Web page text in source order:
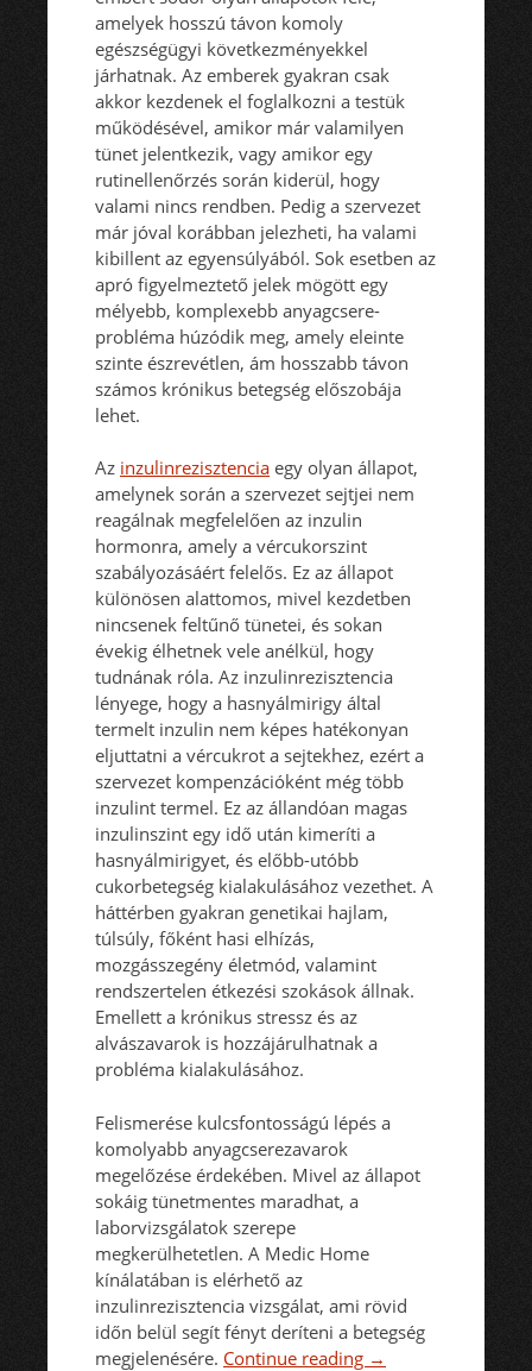
amelyek hosszú távon komoly
egészségügyi következményekkel
járhatnak. Az emberek gyakran csak
akkor kezdenek el foglalkozni a testük
működésével, amikor már valamilyen
tünet jelentkezik, vagy amikor egy
rutinellenőrzés során kiderül, hogy
valami nincs rendben. Pedig a szervezet
már jóval korábban jelezheti, ha valami
kibillent az egyensúlyából. Sok esetben az
apró figyelmeztető jelek mögött egy
mélyebb, komplexebb anyagcsere-
probléma húzódik meg, amely eleinte
szinte észrevétlen, ám hosszabb távon
számos krónikus betegség előszobája
lehet.
Az inzulinrezisztencia egy olyan állapot,
amelynek során a szervezet sejtjei nem
reagálnak megfelelően az inzulin
hormonra, amely a vércukorszint
szabályozásáért felelős. Ez az állapot
különösen alattomos, mivel kezdetben
nincsenek feltűnő tünetei, és sokan
évekig élhetnek vele anélkül, hogy
tudnának róla. Az inzulinrezisztencia
lényege, hogy a hasnyálmirigy által
termelt inzulin nem képes hatékonyan
eljuttatni a vércukrot a sejtekhez, ezért a
szervezet kompenzációként még több
inzulint termel. Ez az állandóan magas
inzulinszint egy idő után kimeríti a
hasnyálmirigyet, és előbb-utóbb
cukorbetegség kialakulásához vezethet. A
háttérben gyakran genetikai hajlam,
túlsúly, főként hasi elhízás,
mozgásszegény életmód, valamint
rendszertelen étkezési szokások állnak.
Emellett a krónikus stressz és az
alvászavarok is hozzájárulhatnak a
probléma kialakulásához.
Felismerése kulcsfontosságú lépés a
komolyabb anyagcserezavarok
megelőzése érdekében. Mivel az állapot
sokáig tünetmentes maradhat, a
laborvizsgálatok szerepe
megkerülhetetlen. A Medic Home
kínálatában is elérhető az
inzulinrezisztencia vizsgálat, ami rövid
időn belül segít fényt deríteni a betegség
megjelenésére. Continue reading →